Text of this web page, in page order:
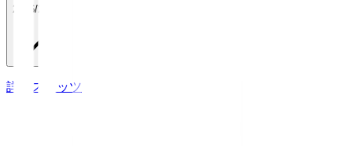
2026/27
詳細スタッツ